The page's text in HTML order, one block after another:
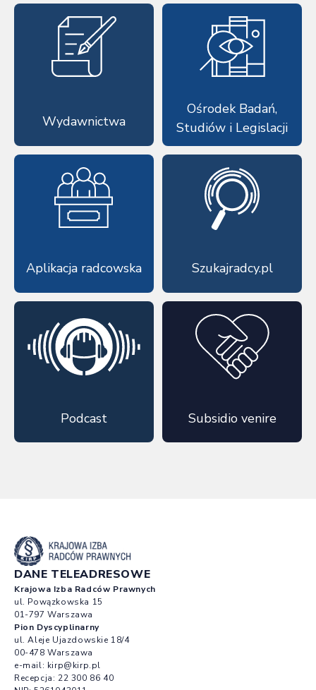
Wydawnictwa
Ośrodek Badań,
Studiów i Legislacji
Aplikacja radcowska Szukajradcy.pl
Podcast Subsidio venire
DANE TELEADRESOWE
Krajowa Izba Radców Prawnych
ul. Powązkowska 15
01-797 Warszawa
Pion Dyscyplinarny
ul. Aleje Ujazdowskie 18/4
00-478 Warszawa
e-mail: kirp@kirp.pl
Recepcja: 22 300 86 40